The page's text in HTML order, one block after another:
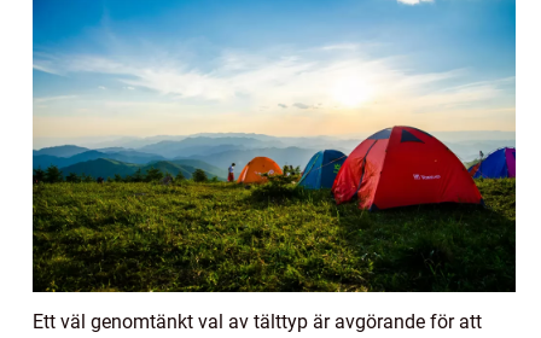
Ett väl genomtänkt val av tälttyp är avgörande för att